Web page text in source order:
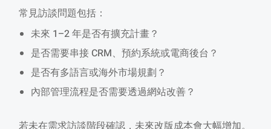
常見訪談問題包括：
未來 1–2 年是否有擴充計畫？
是否需要串接 CRM、預約系統或電商後台？
是否有多語言或海外市場規劃？
內部管理流程是否需要透過網站改善？
若未在需求訪談階段確認，未來改版成本會大幅增加。